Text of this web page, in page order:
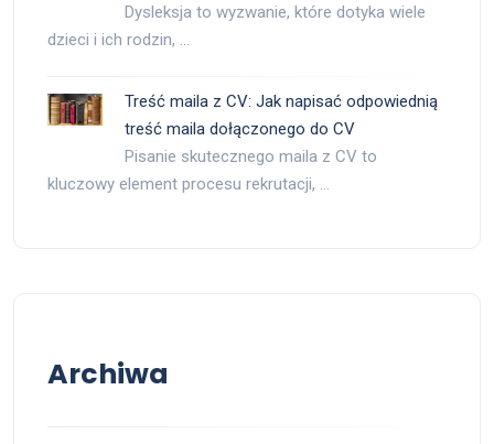
Dysleksja to wyzwanie, które dotyka wiele
dzieci i ich rodzin, …
Treść maila z CV: Jak napisać odpowiednią
treść maila dołączonego do CV
Pisanie skutecznego maila z CV to
kluczowy element procesu rekrutacji, …
Archiwa